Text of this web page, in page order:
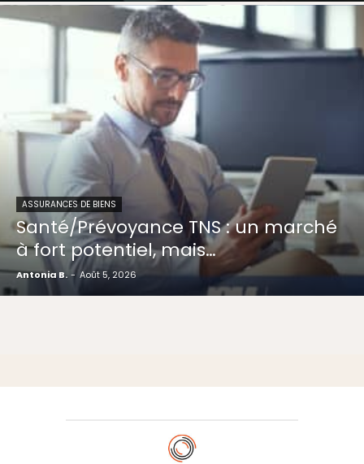
ASSURANCES DE BIENS
Santé/Prévoyance TNS : un marché
à fort potentiel, mais…
Antonia B. - Août 5, 2026